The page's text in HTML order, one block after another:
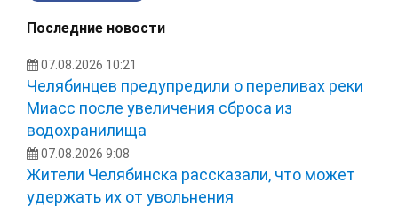
Последние новости
07.08.2026 10:21
Челябинцев предупредили о переливах реки
Миасс после увеличения сброса из
водохранилища
07.08.2026 9:08
Жители Челябинска рассказали, что может
удержать их от увольнения